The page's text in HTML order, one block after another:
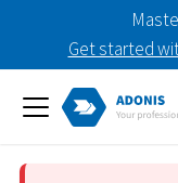
Get started